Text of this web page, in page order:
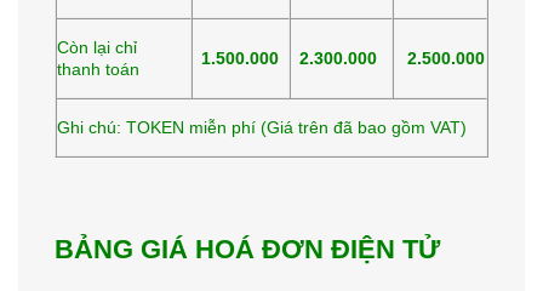
Còn lại chỉ
thanh toán
1.500.000 2.300.000 2.500.000
Ghi chú: TOKEN miễn phí (Giá trên đã bao gồm VAT)
BẢNG GIÁ HOÁ ĐƠN ĐIỆN TỬ